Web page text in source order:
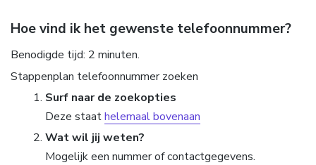
Hoe vind ik het gewenste telefoonnummer?
Benodigde tijd: 2 minuten.
Stappenplan telefoonnummer zoeken
Surf naar de zoekopties
Deze staathelemaal bovenaan
Wat wil jij weten?
Mogelijk een nummer of contactgegevens.